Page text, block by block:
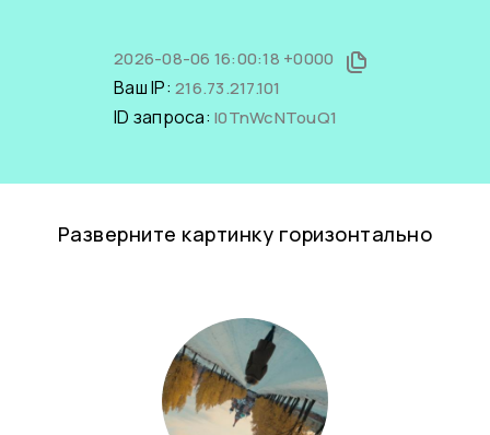
2026-08-06 16:00:18 +0000
Ваш IP: 216.73.217.101
ID запроса: I0TnWcNTouQ1
Разверните картинку горизонтально